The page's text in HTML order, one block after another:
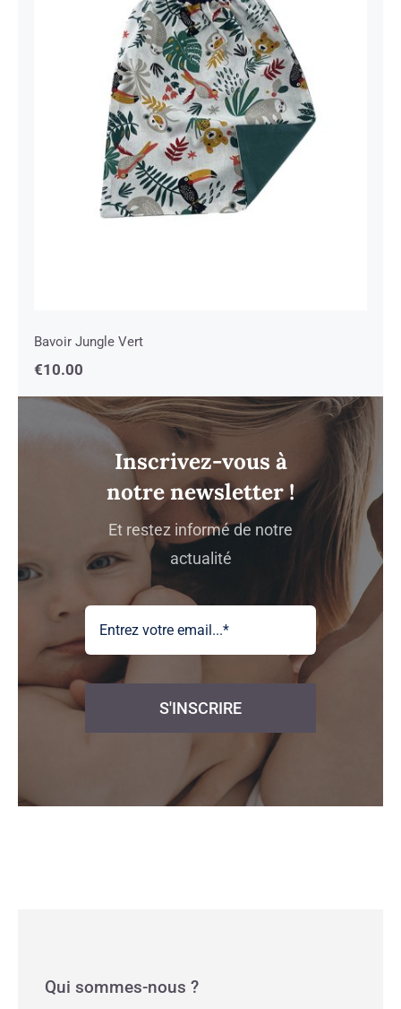
Bavoir Jungle Vert
Bavoir Jungle Vert
€10.00
Inscrivez-vous à
notre newsletter !
Et restez informé de notre
actualité
S'INSCRIRE
Qui sommes-nous ?